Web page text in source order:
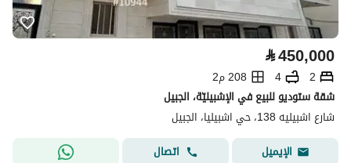
⃁450,000
2
4
208 م2
شقة ستوديو للبيع في الإشبيليّة، الجبيل
شارع اشبيليه 138، حي اشبيليا، الجبيل
الإيميل
اتصال